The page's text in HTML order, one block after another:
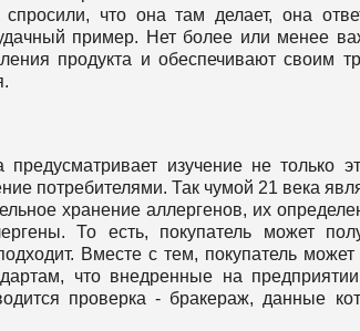
что она там делает, она
пример. Нет более или менее
продукта и обеспечивают своим
изучение не только
потребителями. Так чумой 21 века
хранение аллергенов, их
То есть, покупатель может
Вместе с тем, покупатель может
что внедренные на
проверка - бракераж, данные